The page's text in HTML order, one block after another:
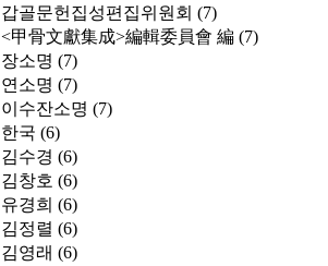
갑골문헌집성편집위원회 (7)
<甲骨文獻集成>編輯委員會 編 (7)
장소명 (7)
연소명 (7)
이수잔소명 (7)
한국 (6)
김수경 (6)
김창호 (6)
유경희 (6)
김정렬 (6)
김영래 (6)